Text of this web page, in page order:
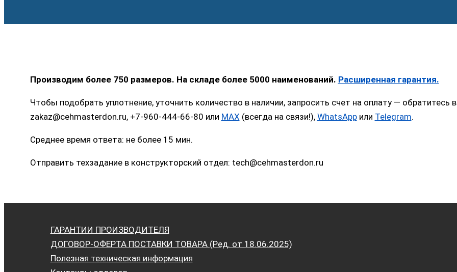
Производим более 750 размеров. На складе более 5000 наименований. Расширенная гарантия.
Чтобы подобрать уплотнение, уточнить количество в наличии, запросить счет на оплату —
zakaz@cehmasterdon.ru, +7-960-444-66-80 или MAX (всегда на связи!), WhatsAppили Telegram.
Среднее время ответа: не более 15 мин.
Отправить техзадание в конструкторский отдел: tech@cehmasterdon.ru
ГАРАНТИИ ПРОИЗВОДИТЕЛЯ
ДОГОВОР-ОФЕРТА ПОСТАВКИ ТОВАРА (Ред. от 18.06.2025)
Полезная техническая информация